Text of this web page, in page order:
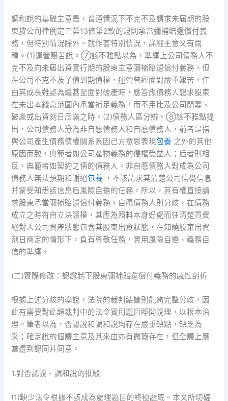
調和說的基礎主意是，普通情況下不克不及請求未屆期的股
東按公司律例定三第13條第2款的規則承當彌補賠還償付義
務，但特別情況除外。就作甚特別情況，詳細主意又有兩
種。(1)運營艱苦說。⑦該不雅點以為，準繩上公司債務人不
克不及向未屆出資實行期的股東主意彌補賠還償付義務，但
在公司不克不及了債到期債權，運營曾經面對嚴重艱苦，任
由其成長難認為繼甚至面對破產時，應答應債務人懇求股東
在未出本錢息范圍內承當補足義務，而不用比及公司閉幕、
破產或出資刻日屆滿之時。(2)債務人區分辯。⑧該不雅點提
出，公司債務人分為非自愿債務人和自愿債務人，前者是指
與公司產生債務債權關系系因己方意思表現包養 之外的其他
原因而致，典範者如公司產物義務的侵權受益人；后者則相
反，典範者如契約之債的債務人。非自愿債務人對成為公司
債務人無法預期和謝絕包養 ，不該請求其清楚公司信譽信息
并蒙受知悉該信息后風險自擔的任務，所以，其有權直接請
求股東承當彌補賠還償付義務。自愿債務人則分歧，在債務
成立之時有自立決議權，其應為照料本身好處而往清楚買賣
絕對人公司資產狀態包含其股東出資狀態，在知曉股東出資
刻日商定的情形下，負有尊敬任務，實用風險自擔、義務自
信的準繩。
(二)實際修改：認繳制下股東彌補賠還償付義務的感性剖析
根據上述分歧的學說，法院的裁判結論則能夠完整分歧，因
此有需要對此類裁判中的法令實用題目睜開說理，以根本治
理。筆者以為，否認說和調和說均存在嚴重缺點，缺乏為
采；確定說的個體主意及其來由亦有微瑕存在，但全體上應
當遭到認同并同意。
1.對否認說、調和說的批駁
(1)缺少法令根據不該成為處理題目的終極謎底。本文所切磋